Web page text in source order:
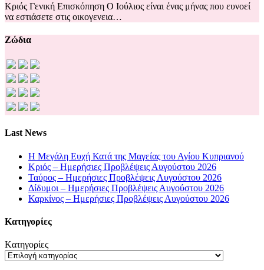
Κριός Γενική Επισκόπηση Ο Ιούλιος είναι ένας μήνας που ευνοεί
να εστιάσετε στις οικογενεια…
Ζώδια
Last News
Η Μεγάλη Ευχή Κατά της Μαγείας του Αγίου Κυπριανού
Κριός – Ημερήσιες Προβλέψεις Αυγούστου 2026
Ταύρος – Ημερήσιες Προβλέψεις Αυγούστου 2026
Δίδυμοι – Ημερήσιες Προβλέψεις Αυγούστου 2026
Καρκίνος – Ημερήσιες Προβλέψεις Αυγούστου 2026
Kατηγορίες
Kατηγορίες